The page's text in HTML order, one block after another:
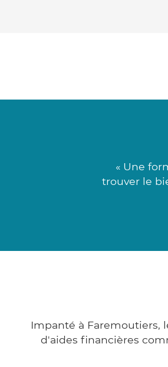
« Une
trouver le
Impanté à Faremoutiers,
d'aides financières